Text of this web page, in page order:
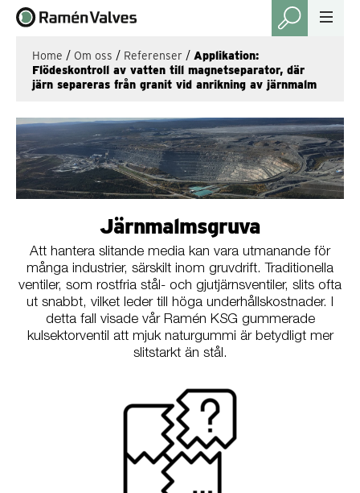
Home / Om oss / Referenser / Applikation:
Flödeskontroll av vatten till magnetseparator, där
järn separeras från granit vid anrikning av järnmalm
Järnmalmsgruva
Att hantera slitande media kan vara utmanande för
många industrier, särskilt inom gruvdrift. Traditionella
ventiler, som rostfria stål- och gjutjärnsventiler, slits ofta
ut snabbt, vilket leder till höga underhållskostnader. I
detta fall visade vår Ramén KSG gummerade
kulsektorventil att mjuk naturgummi är betydligt mer
slitstarkt än stål.